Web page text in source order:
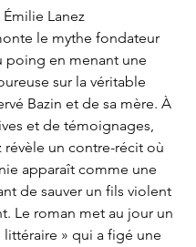
Lanez
le mythe fondateur
poing en menant une
sur la véritable
Bazin et de sa mère. À
et de témoignages,
révèle un contre-récit où
apparaît comme une
de sauver un fils violent
Le roman met au jour un
» qui a figé une